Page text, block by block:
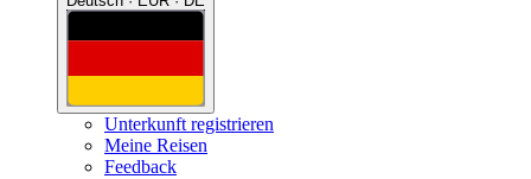
Unterkunft registrieren
Meine Reisen
Feedback